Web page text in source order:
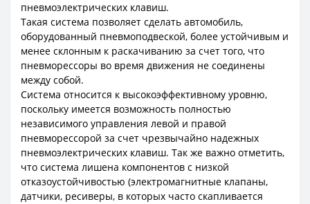
пневмоэлектрических клавиш.
Такая система позволяет сделать автомобиль,
оборудованный пневмоподвеской, более устойчивым и
менее склонным к раскачиванию за счет того, что
пневморессоры во время движения не соединены
между собой.
Система относится к высокоэффективному уровню,
поскольку имеется возможность полностью
независимого управления левой и правой
пневморессорой за счет чрезвычайно надежных
пневмоэлектрических клавиш. Так же важно отметить,
что система лишена компонентов с низкой
отказоустойчивостью (электромагнитные клапаны,
датчики, ресиверы, в которых часто скапливается